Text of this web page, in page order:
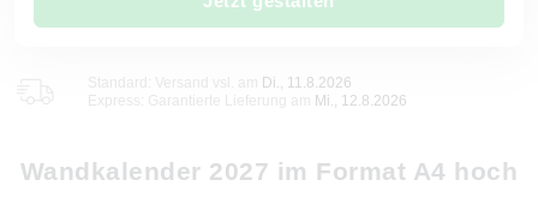
Di., 11.8.2026
Express: Garantierte Lieferung am
Mi., 12.8.2026
Wandkalender 2027 im Format A4 hoch